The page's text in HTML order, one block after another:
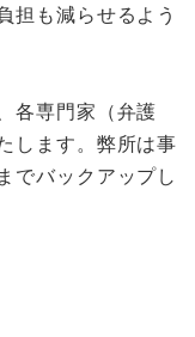
担も減らせるよう
各専門家（弁護
します。弊所は事
でバックアップし